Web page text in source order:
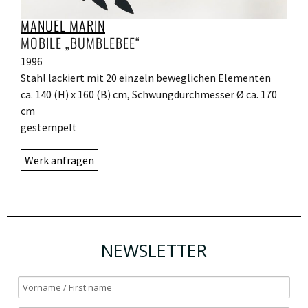
MANUEL MARIN
MOBILE „BUMBLEBEE“
1996
Stahl lackiert mit 20 einzeln beweglichen Elementen
ca. 140 (H) x 160 (B) cm, Schwungdurchmesser Ø ca. 170
cm
gestempelt
Werk anfragen
NEWSLETTER